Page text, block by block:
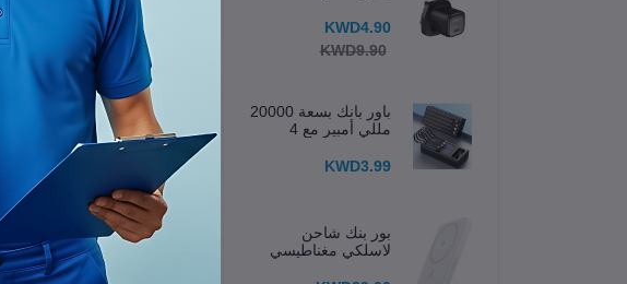
KWD4.90
KWD9.90
باور بانك بسعة 20000
مللي أمبير مع 4
عرض
KWD3.99
بور بنك شاحن
لاسلكي مغناطيسي
وصف
الخاصية (Feature)
رقم الموديل (Model)
إجمالي القوة (Total Power)